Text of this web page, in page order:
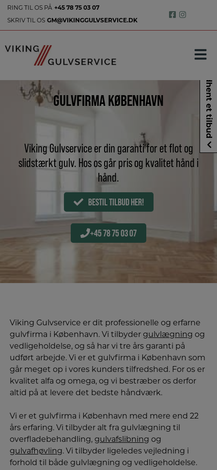
Hop
indholdet
RING TIL OS PÅ +45 78 75 03 07
SKRIV TIL OS GM@VIKINGGULVSERVICE.DK
GULVFIRMA KØBENHAVN
Viking Gulvservice er din garanti for et flot og
slidstærkt gulv. Hos os går pris og kvalitet hånd i
hånd.
BESTIL TILBUD HER!
+45 78 75 03 07
Viking Gulvservice er dit professionelle og erfarne
gulvfirma i København. Vi tilbyder gulvlægning og
vedligeholdelse, og så har vi tre års garanti på
udført arbejde. Vi er et gulvfirma i København som
går meget op i vores kunders tilfredshed. For os er
kvalitet alfa og omega, og vi bestræber os derfor
altid på at levere det bedste håndværk.
Vi er et gulvfirma i København med mere end 22
års erfaring. Vi tilbyder alt fra gulvlægning til
overfladebehandling, gulvafslibning og
gulvafhøvling. Vi tilbyder ligeledes vejledning i
forhold til både gulvlægning og vedligeholdelse.
Indhent et tilbud